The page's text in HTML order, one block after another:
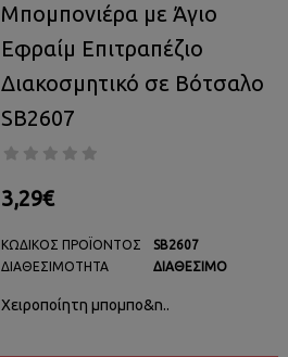
Μπομπονιέρα με Άγιο
Εφραίμ Επιτραπέζιο
Διακοσμητικό σε Βότσαλο
SB2607
3,29€
ΚΩΔΙΚΌΣ ΠΡΟΪΌΝΤΟΣ
ΔΙΑΘΕΣΙΜΌΤΗΤΑ
SB2607
ΔΙΑΘΈΣΙΜΟ
Χειροποίητη μπομπο&n..